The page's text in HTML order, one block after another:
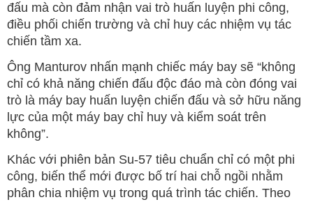
đấu mà còn đảm nhận vai trò huấn luyện phi công,
điều phối chiến trường và chỉ huy các nhiệm vụ tác
chiến tầm xa.
Ông Manturov nhấn mạnh chiếc máy bay sẽ “không
chỉ có khả năng chiến đấu độc đáo mà còn đóng vai
trò là máy bay huấn luyện chiến đấu và sở hữu năng
lực của một máy bay chỉ huy và kiểm soát trên
không”.
Khác với phiên bản Su-57 tiêu chuẩn chỉ có một phi
công, biến thể mới được bố trí hai chỗ ngồi nhằm
phân chia nhiệm vụ trong quá trình tác chiến. Theo